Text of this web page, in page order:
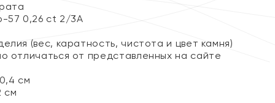
57 0,26 ct 2/3А
(вес, каратность, чистота и цвет камня)
отличаться от представленных на сайте
см
см